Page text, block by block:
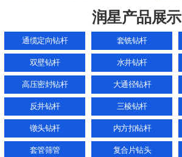
润星产品展示
通缆定向钻杆 套铣钻杆
双壁钻杆 水井钻杆
高压密封钻杆 大通径钻杆
反井钻杆 三棱钻杆
镦头钻杆 内方扣钻杆
套管筛管 复合片钻头